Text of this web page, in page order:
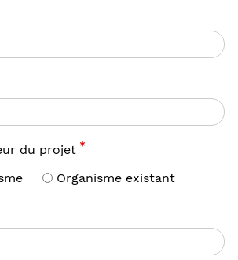
du projet
Organisme existant